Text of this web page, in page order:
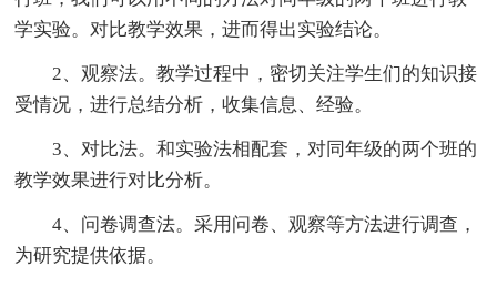
学实验。对比教学效果，进而得出实验结论。
2、观察法。教学过程中，密切关注学生们的知识接
受情况，进行总结分析，收集信息、经验。
3、对比法。和实验法相配套，对同年级的两个班的
教学效果进行对比分析。
4、问卷调查法。采用问卷、观察等方法进行调查，
为研究提供依据。